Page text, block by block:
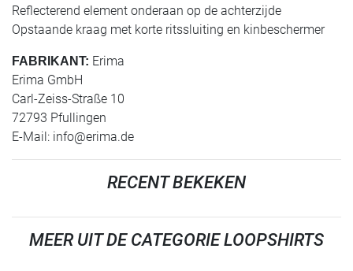
Reflecterend element onderaan op de achterzijde
Opstaande kraag met korte ritssluiting en kinbeschermer
FABRIKANT: Erima
Erima GmbH
Carl-Zeiss-Straße 10
72793 Pfullingen
E-Mail: info@erima.de
RECENT BEKEKEN
MEER UIT DE CATEGORIE LOOPSHIRTS